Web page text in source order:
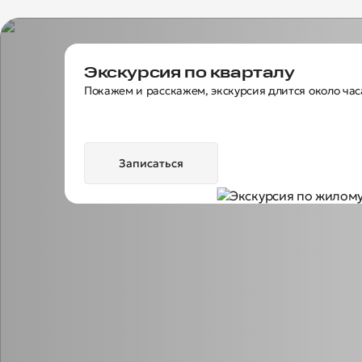
Экскурсия по кварталу
Покажем и расскажем, экскурсия длится около
Записаться